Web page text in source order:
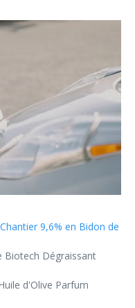
9,6% en Bidon de
Biotech Dégraissant
d'Olive Parfum